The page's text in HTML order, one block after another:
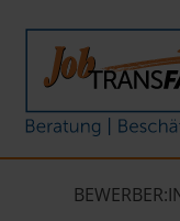
Beratung
Beschäftigung
Leitbild
KI-Manifest
JT-Portal
JobImpuls